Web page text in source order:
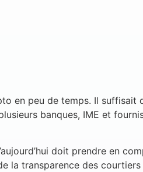
en peu de temps. Il suffisait
banques, IME et
doit prendre en
la transparence des